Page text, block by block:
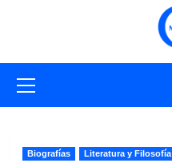
primario
Biografías Literatura y Filosofía